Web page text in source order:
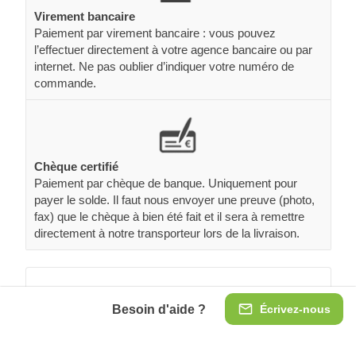
Virement bancaire
Paiement par virement bancaire : vous pouvez
l’effectuer directement à votre agence bancaire ou par
internet. Ne pas oublier d’indiquer votre numéro de
commande.
Chèque certifié
Paiement par chèque de banque. Uniquement pour
payer le solde. Il faut nous envoyer une preuve (photo,
fax) que le chèque à bien été fait et il sera à remettre
directement à notre transporteur lors de la livraison.
Écrivez-nous
Besoin d'aide ?